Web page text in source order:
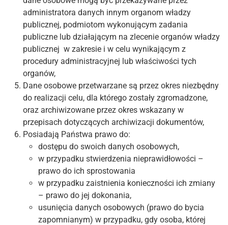
administratora danych innym organom władzy
publicznej, podmiotom wykonującym zadania
publiczne lub działającym na zlecenie organów władzy
publicznej w zakresie i w celu wynikającym z
procedury administracyjnej lub właściwości tych
organów,
Dane osobowe przetwarzane są przez okres niezbędny
do realizacji celu, dla którego zostały zgromadzone,
oraz archiwizowane przez okres wskazany w
przepisach dotyczących archiwizacji dokumentów,
Posiadają Państwa prawo do:
dostępu do swoich danych osobowych,
w przypadku stwierdzenia nieprawidłowości –
prawo do ich sprostowania
w przypadku zaistnienia konieczności ich zmiany
– prawo do jej dokonania,
usunięcia danych osobowych (prawo do bycia
zapomnianym) w przypadku, gdy osoba, której